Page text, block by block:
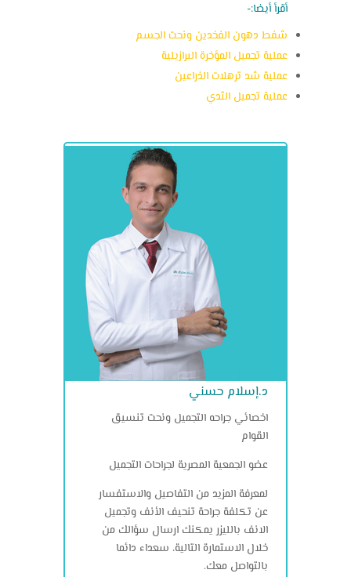
أقرأ أيضا:-
شفط دهون الفخدين ونحت الجسم
عملية تجميل المؤخرة البرازيلية
عملية شد ترهلات الذراعين
عملية تجميل الثدي
د.إسلام حسني
اخصائي جراحه التجميل ونحت تنسيق
القوام
عضو الجمعية المصرية لجراحات التجميل
لمعرفة المزيد من التفاصيل والاستفسار
عن تكلفة جراحة تنحيف الأنف وتجميل
الانف بالليزر يمكنك ارسال سؤالك من
خلال الاستمارة التالية، سعداء دائما
بالتواصل معك.